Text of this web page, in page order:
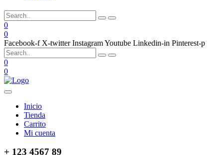
0
0
Facebook-f X-twitter InstagramYoutube Linkedin-in Pinterest-p
0
0
Inicio
Tienda
Carrito
Mi cuenta
+ 123 4567 89